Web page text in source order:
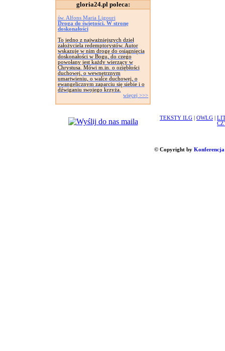
gloria24.pl poleca:
św. Alfons Maria Ligouri
Droga do świętości. W stronę
doskonałości
To jedno z najważniejszych dzieł
założyciela redemptorystów. Autor
wskazuje w nim drogę do osiągnięcia
doskonałości w Bogu, do czego
powołany jest każdy wierzący w
Chrystusa. Mówi m.in. o oziębłości
duchowej, o wewnętrznym
umartwieniu, o walce duchowej, o
ewangelicznym zaparciu się siebie i o
dźwiganiu swojego krzyża.
więcej >>>
TEKSTY ILG OWLG
© Copyright by Konferencja